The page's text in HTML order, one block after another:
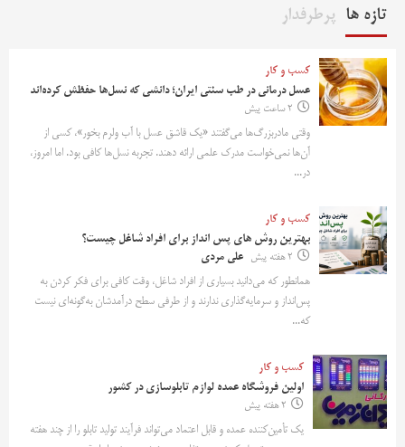
تازه ها پرطرفدار
کسب و کار
عسل درمانی در طب سنتی ایران؛ دانشی که نسل‌ها حفظش کرده‌اند
2 ساعت پیش
وقتی مادربزرگ‌ها می‌گفتند «یک قاشق عسل با آب ولرم بخور»، کسی از
آن‌ها نمی‌خواست مدرک علمی ارائه دهند. تجربه نسل‌ها کافی بود. اما امروز،
در...
کسب و کار
بهترین روش‌ های پس‌ انداز برای افراد شاغل چیست؟
2 هفته پیش
علی مردی
همانطور که می‌دانید بسیاری از افراد شاغل، وقت کافی برای فکر کردن به
پس‌انداز و سرمایه‌گذاری ندارند و از طرفی سطح درآمدشان به‌گونه‌ای نیست
که...
کسب و کار
اولین فروشگاه عمده لوازم تابلوسازی در کشور
2 هفته پیش
یک تأمین‌کننده عمده و قابل اعتماد می‌تواند فرآیند تولید تابلو را از چند هفته